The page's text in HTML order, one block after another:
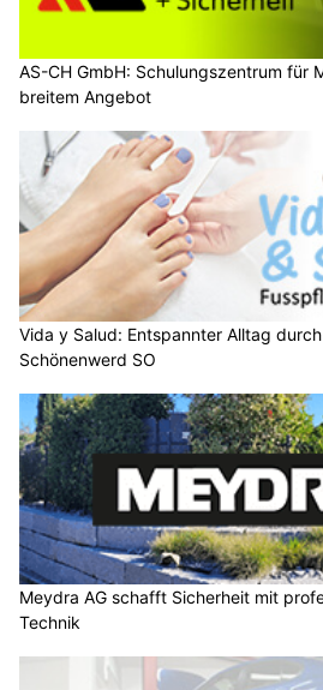
AS-CH GmbH: Schulungszentrum für
breitem Angebot
Vida y Salud: Entspannter Alltag durch
Schönenwerd SO
Meydra AG schafft Sicherheit mit
Technik